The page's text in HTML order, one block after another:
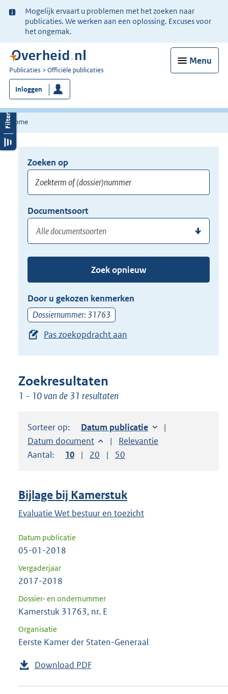
Ter
informatie:
Mogelijk ervaart u problemen met het zoeken naar
publicaties. We werken aan een oplossing. Excuses voor
het ongemak.
Menu
U
bent
nu
hier:
Publicaties Officiële publicaties
Inloggen
Home
Opnieuw
zoeken:
Zoeken op
of
(dossier)nummer
hier
uw
zoekterm
of
(dossier)nummer
in
Documentsoort
of
de
pijl
beneden
toets
suggesties.
Druk
om
uw
keuze
bevestigen.
Zoek opnieuw
Door u gekozen kenmerken
Dossiernummer: 31763
Pas zoekopdracht aan
Zoekresultaten
1 - 10 van de 31 resultaten
Sorteer op: Sorteer op:
Datum publicatie
Sorteer op:
Datum document Sorteer op:
Relevantie
Aantal:
Toon
10 resultaten per pagina
Toon
20 resultaten per pagina
Toon
50
Bijlage bij Kamerstuk
Evaluatie Wet bestuur en toezicht
Datum publicatie
05-01-2018
Vergaderjaar
2017-2018
Dossier- en ondernummer
Kamerstuk 31763, nr. E
Organisatie
Eerste Kamer der Staten-Generaal
Download PDF